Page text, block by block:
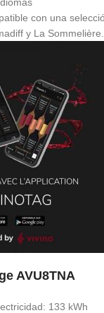
con una
y La Sommelière.
AVU8TNA
133 kWh